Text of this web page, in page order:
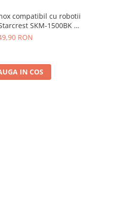
compatibil cu robotii
SKM-1500BK /
1500RD
RON
IN COS